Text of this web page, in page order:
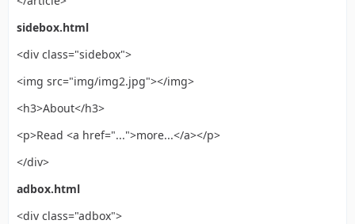
sidebox.html
<div class="sidebox">
<img src="img/img2.jpg"></img>
<h3>About</h3>
<p>Read <a href="...">more...</a></p>
</div>
adbox.html
<div class="adbox">